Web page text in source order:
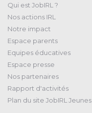
Qui est JobIRL ?
Nos actions IRL
Notre impact
Espace parents
Equipes éducatives
Espace presse
Nos partenaires
Rapport d'activités
Plan du site JobIRL Jeunes